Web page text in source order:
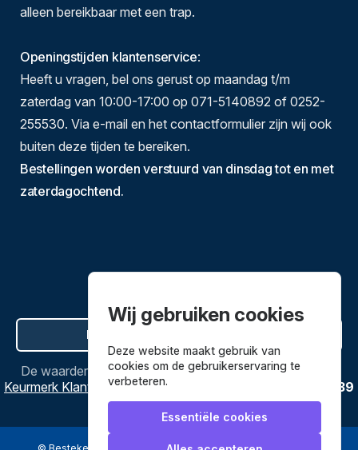
alleen bereikbaar met een trap.
Openingstijden klantenservice:
Heeft u vragen, bel ons gerust op maandag t/m
zaterdag van 10:00-17:00 op 071-5140892 of 0252-
255530. Via e-mail en het contactformulier zijn wij ook
buiten deze tijden te bereiken.
Bestellingen worden verstuurd van dinsdag tot en met
zaterdagochtend.
Hier de overeenkomst ontbinden
De waardering vanBestekenpannen.nlbijWebwinkel
Keurmerk Klantbeoordelingen
3639
reviews.
© Bestekenpannen.nl 2026 een webshop van
Wij gebruiken cookies
Deze website maakt gebruik van
cookies om de gebruikerservaring te
verbeteren.
Essentiële cookies